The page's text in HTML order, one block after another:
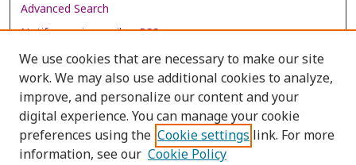
Advanced Search
Notify me via email orRSS
Browse
Collections
Disciplines
Authors
We use cookies that are necessary to make our site
work. We may also use additional cookies to analyze,
improve, and personalize our content and your
digital experience. You can manage your cookie
preferences using the Cookie settings link. For more
information, see our Cookie Policy